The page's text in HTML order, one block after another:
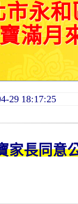
永
滿月
29 18:17:25
家長同意